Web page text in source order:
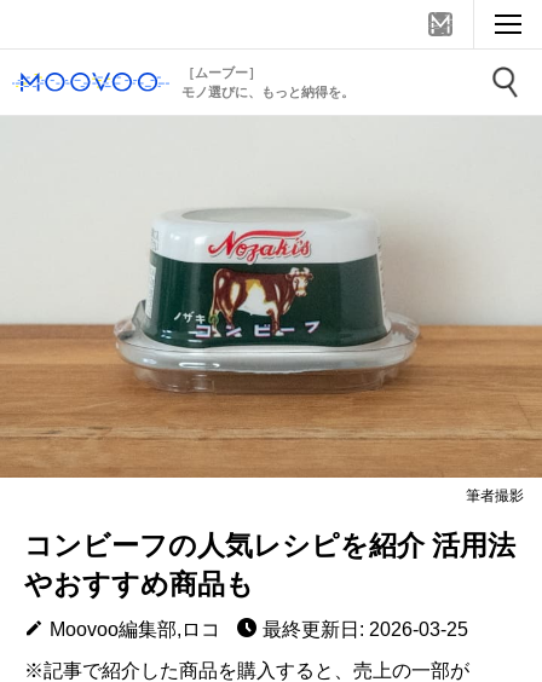
［ムーブー］
モノ選びに、もっと納得を。
筆者撮影
コンビーフの人気レシピを紹介 活用法
やおすすめ商品も
Moovoo編集部,ロコ
最終更新日: 2026-03-25
※記事で紹介した商品を購入すると、売上の一部が